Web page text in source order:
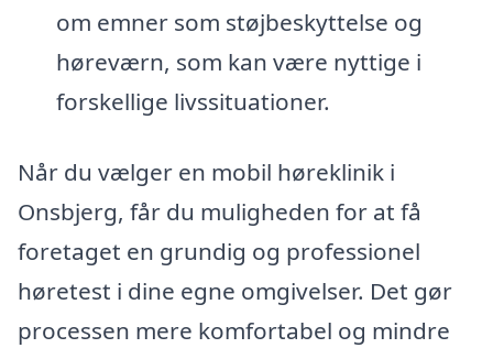
om emner som støjbeskyttelse og
høreværn, som kan være nyttige i
forskellige livssituationer.
Når du vælger en mobil høreklinik i
Onsbjerg, får du muligheden for at få
foretaget en grundig og professionel
høretest i dine egne omgivelser. Det gør
processen mere komfortabel og mindre